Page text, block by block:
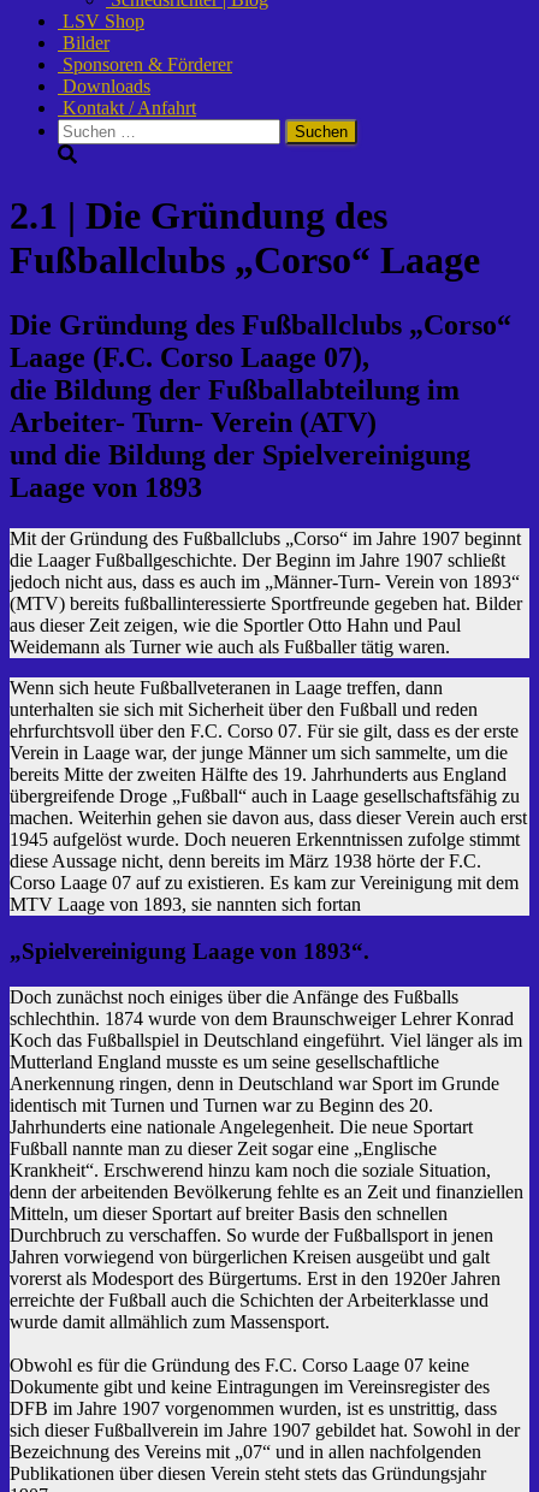
LSV Shop
Bilder
Sponsoren & Förderer
Downloads
Kontakt / Anfahrt
Suchen
nach:
2.1 | Die Gründung des
Fußballclubs „Corso“ Laage
Die Gründung des Fußballclubs „Corso“
Laage (F.C. Corso Laage 07),
die Bildung der Fußballabteilung im
Arbeiter- Turn- Verein (ATV)
und die Bildung der Spielvereinigung
Laage von 1893
Mit der Gründung des Fußballclubs „Corso“ im Jahre 1907 beginnt
die Laager Fußballgeschichte. Der Beginn im Jahre 1907 schließt
jedoch nicht aus, dass es auch im „Männer-Turn- Verein von 1893“
(MTV) bereits fußballinteressierte Sportfreunde gegeben hat. Bilder
aus dieser Zeit zeigen, wie die Sportler Otto Hahn und Paul
Weidemann als Turner wie auch als Fußballer tätig waren.
Wenn sich heute Fußballveteranen in Laage treffen, dann
unterhalten sie sich mit Sicherheit über den Fußball und reden
ehrfurchtsvoll über den F.C. Corso 07. Für sie gilt, dass es der erste
Verein in Laage war, der junge Männer um sich sammelte, um die
bereits Mitte der zweiten Hälfte des 19. Jahrhunderts aus England
übergreifende Droge „Fußball“ auch in Laage gesellschaftsfähig zu
machen. Weiterhin gehen sie davon aus, dass dieser Verein auch erst
1945 aufgelöst wurde. Doch neueren Erkenntnissen zufolge stimmt
diese Aussage nicht, denn bereits im März 1938 hörte der F.C.
Corso Laage 07 auf zu existieren. Es kam zur Vereinigung mit dem
MTV Laage von 1893, sie nannten sich fortan
„Spielvereinigung Laage von 1893“.
Doch zunächst noch einiges über die Anfänge des Fußballs
schlechthin. 1874 wurde von dem Braunschweiger Lehrer Konrad
Koch das Fußballspiel in Deutschland eingeführt. Viel länger als im
Mutterland England musste es um seine gesellschaftliche
Anerkennung ringen, denn in Deutschland war Sport im Grunde
identisch mit Turnen und Turnen war zu Beginn des 20.
Jahrhunderts eine nationale Angelegenheit. Die neue Sportart
Fußball nannte man zu dieser Zeit sogar eine „Englische
Krankheit“. Erschwerend hinzu kam noch die soziale Situation,
denn der arbeitenden Bevölkerung fehlte es an Zeit und finanziellen
Mitteln, um dieser Sportart auf breiter Basis den schnellen
Durchbruch zu verschaffen. So wurde der Fußballsport in jenen
Jahren vorwiegend von bürgerlichen Kreisen ausgeübt und galt
vorerst als Modesport des Bürgertums. Erst in den 1920er Jahren
erreichte der Fußball auch die Schichten der Arbeiterklasse und
wurde damit allmählich zum Massensport.
Obwohl es für die Gründung des F.C. Corso Laage 07 keine
Dokumente gibt und keine Eintragungen im Vereinsregister des
DFB im Jahre 1907 vorgenommen wurden, ist es unstrittig, dass
sich dieser Fußballverein im Jahre 1907 gebildet hat. Sowohl in der
Bezeichnung des Vereins mit „07“ und in allen nachfolgenden
Publikationen über diesen Verein steht stets das Gründungsjahr